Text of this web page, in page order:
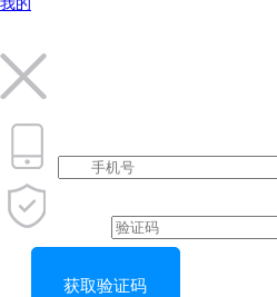
我的
获取验证码